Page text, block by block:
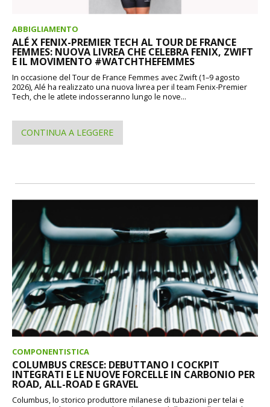
ABBIGLIAMENTO
ALÉ X FENIX-PREMIER TECH AL TOUR DE FRANCE
FEMMES: NUOVA LIVREA CHE CELEBRA FENIX, ZWIFT
E IL MOVIMENTO #WATCHTHEFEMMES
In occasione del Tour de France Femmes avec Zwift (1–9 agosto
2026), Alé ha realizzato una nuova livrea per il team Fenix-Premier
Tech, che le atlete indosseranno lungo le nove...
CONTINUA A LEGGERE
COMPONENTISTICA
COLUMBUS CRESCE: DEBUTTANO I COCKPIT
INTEGRATI E LE NUOVE FORCELLE IN CARBONIO PER
ROAD, ALL-ROAD E GRAVEL
Columbus, lo storico produttore milanese di tubazioni per telai e